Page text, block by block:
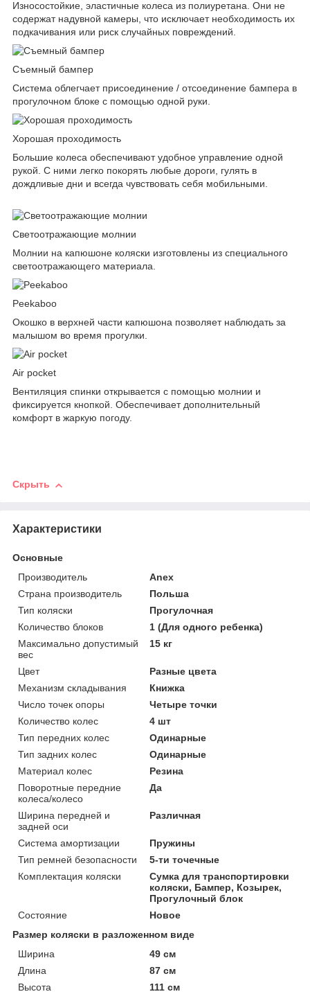
Износостойкие, эластичные колеса из полиуретана. Они не
содержат надувной камеры, что исключает необходимость их
подкачивания или риск случайных повреждений.
Съемный бампер
Система облегчает присоединение / отсоединение бампера в
прогулочном блоке с помощью одной руки.
Хорошая проходимость
Большие колеса обеспечивают удобное управление одной
рукой. С ними легко покорять любые дороги, гулять в
дождливые дни и всегда чувствовать себя мобильными.
Светоотражающие молнии
Молнии на капюшоне коляски изготовлены из специального
светоотражающего материала.
Peekaboo
Окошко в верхней части капюшона позволяет наблюдать за
малышом во время прогулки.
Air pocket
Вентиляция спинки открывается с помощью молнии и
фиксируется кнопкой. Обеспечивает дополнительный
комфорт в жаркую погоду.
Скрыть
Характеристики
Основные
Производитель
Anex
Страна производитель
Польша
Тип коляски
Прогулочная
Количество блоков
1 (Для одного ребенка)
Максимально допустимый
вес
15 кг
Цвет
Разные цвета
Механизм складывания
Книжка
Число точек опоры
Четыре точки
Количество колес
4 шт
Тип передних колес
Одинарные
Тип задних колес
Одинарные
Материал колес
Резина
Поворотные передние
колеса/колесо
Да
Ширина передней и
задней оси
Различная
Система амортизации
Пружины
Тип ремней безопасности
5-ти точечные
Комплектация коляски
Сумка для транспортировки
коляски, Бампер, Козырек,
Прогулочный блок
Состояние
Новое
Размер коляски в разложенном виде
Ширина
49 см
Длина
87 см
Высота
111 см